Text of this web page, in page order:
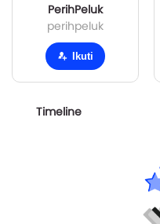
PerihPeluk
perihpeluk
Ikuti
Timeline